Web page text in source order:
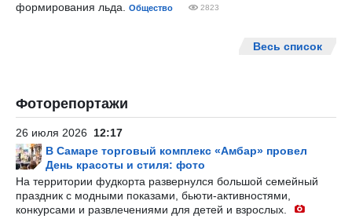
формирования льда.
Общество 2823
Весь список
Фоторепортажи
26 июля 2026 12:17
В Самаре торговый комплекс «Амбар» провел
День красоты и стиля: фото
На территории фудкорта развернулся большой семейный
праздник с модными показами, бьюти-активностями,
конкурсами и развлечениями для детей и взрослых.